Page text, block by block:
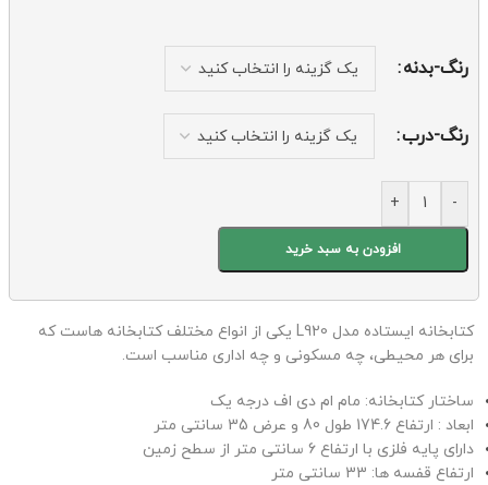
رنگ-بدنه
رنگ-درب
-
+
افزودن به سبد خرید
کتابخانه ایستاده مدل L920 یکی از انواع مختلف کتابخانه هاست که
برای هر محیطی، چه مسکونی و چه اداری مناسب است.
ساختار کتابخانه: مام ام دی اف درجه یک
ابعاد : ارتفاع 174.6 طول 80 و عرض 35 سانتی متر
دارای پایه فلزی با ارتفاع 6 سانتی متر از سطح زمین
ارتفاع قفسه ها: 33 سانتی متر